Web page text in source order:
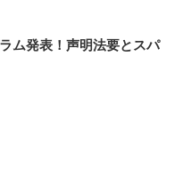
ム発表！声明法要とスパ